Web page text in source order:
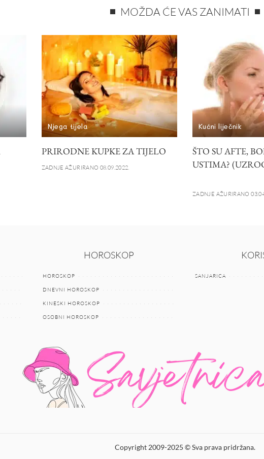
MOŽDA ĆE VAS ZANIMATI
Njega tijela
PRIRODNE KUPKE ZA TIJELO
ZADNJE AŽURIRANO 08.09.2022.
Kućni liječnik
ŠTO SU AFTE,
USTIMA?
ZADNJE AŽURIRANO
HOROSKOP
HOROSKOP
DNEVNI HOROSKOP
KINESKI HOROSKOP
OSOBNI HOROSKOP
SANJARICA
Copyright 2009-2025 © Sva prava pridržana.